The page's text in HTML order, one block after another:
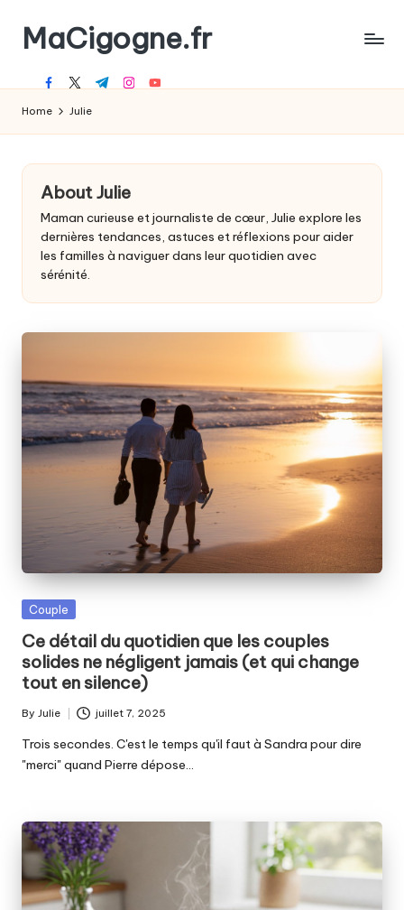
content
MaCigogne.fr
magazine
des
facebook.com
twitter.com
t.meinstagram.com
youtube.com
Home Julie
About Julie
Maman curieuse et journaliste de cœur, Julie explore les
dernières tendances, astuces et réflexions pour aider
les familles à naviguer dans leur quotidien avec
sérénité.
Posted
Couple
Ce détail du quotidien que les couples
solides ne négligent jamais (et qui change
tout en silence)
Posted
by
By Julie juillet 7, 2025
Trois secondes. C'est le temps qu'il faut à Sandra pour dire
"merci" quand Pierre dépose…